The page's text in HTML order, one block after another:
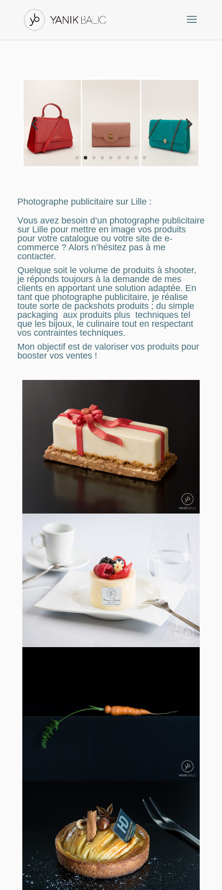
Photographe publicitaire sur Lille :
Vous avez besoin d’un photographe publicitaire
sur Lille pour mettre en image vos produits
pour votre catalogue ou votre site de e-
commerce ? Alors n’hésitez pas à me
contacter.
Quelque soit le volume de produits à shooter,
je réponds toujours à la demande de mes
clients en apportant une solution adaptée. En
tant que photographe publicitaire, je réalise
toute sorte de packshots produits ; du simple
packaging aux produits plus techniques tel
que les bijoux, le culinaire tout en respectant
vos contraintes techniques.
Mon objectif est de valoriser vos produits pour
booster vos ventes !